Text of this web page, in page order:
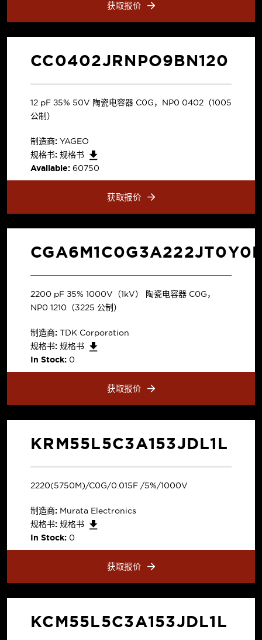
获取报价
CC0402JRNPO9BN120
12 pF ±5% 50V 陶瓷电容器 C0G，NP0 0402（1005
公制）
制造商: YAGEO
规格书: 规格书
Available: 60750
获取报价
2200 pF ±5% 1000V（1kV） 陶瓷电容器 C0G，
NP0 1210（3225 公制）
制造商: TDK Corporation
规格书: 规格书
In Stock: 0
获取报价
KRM55L5C3A153JDL1L
2220(5750M)/C0G/0.015F /5%/1000V
制造商: Murata Electronics
规格书: 规格书
In Stock: 0
获取报价
KCM55L5C3A153JDL1L